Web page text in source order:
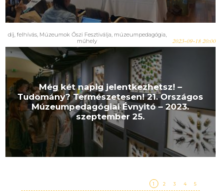
díj, felhívás, Múzeumok Őszi Fesztiválja, múzeumpedagógia,
műhely
2023-09-18 20:00
Még két napig jelentkezhetsz! –
Tudomány? Természetesen! 21. Országos
Múzeumpedagógiai Évnyitó – 2023.
szeptember 25.
1 2 3 4 5